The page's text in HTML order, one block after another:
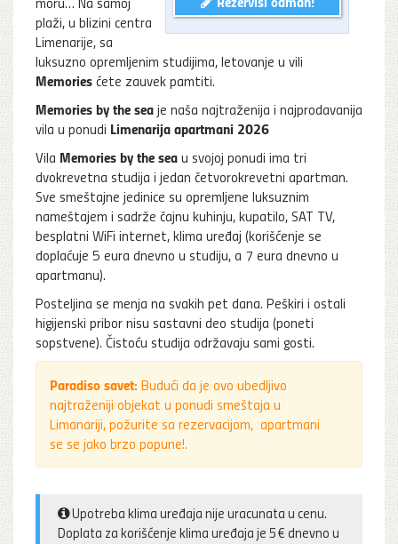
plaži, u blizini centra
Limenarije, sa
luksuzno opremljenim studijima, letovanje u vili
Memoriesćete zauvek pamtiti.
Memories by the seaje naša najtraženija i najprodavanija
vila u ponudi Limenarija apartmani 2026
Vila Memories by the seau svojoj ponudi ima tri
dvokrevetna studija i jedan četvorokrevetni apartman.
Sve smeštajne jedinice su opremljene luksuznim
nameštajem i sadrže čajnu kuhinju, kupatilo, SAT TV,
besplatni WiFi internet, klima uređaj (korišćenje se
doplaćuje 5 eura dnevno u studiju, a 7 eura dnevno u
apartmanu).
Posteljina se menja na svakih pet dana. Peškiri i ostali
higijenski pribor nisu sastavni deo studija (poneti
sopstvene). Čistoću studija održavaju sami gosti.
Paradiso savet: Budući da je ovo ubedljivo
najtraženiji objekat u ponudi smeštaja u
Limanariji, požurite sa rezervacijom, apartmani
se se jako brzo popune!.
Upotreba klima uređaja nije uracunata u cenu.
Doplata za korišćenje klima uređaja je 5€ dnevno u